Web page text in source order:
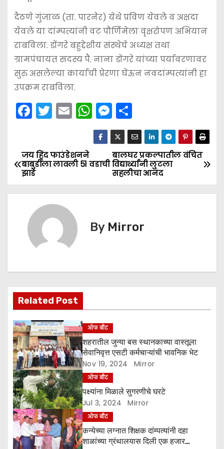
b
o
o
k
A
p
p
e
n
g
er
दैठणे गुंजाळ (ता. पारनेर) येथे प्रविण येवले व अक्षदा
येवले या दांम्पत्यांनी वट पौर्णिमेला वृक्षरोपण अभियान
राबविला. डोंगरे बहुद्देशीय संस्थेचे अध्यक्ष तथा
ग्रामपंचायत सदस्य पै. नाना डोंगरे यांच्या पर्यावरणावर
सुरु असलेल्या कार्याची प्रेरणा घेऊन नवदांम्पत्यांनी हा
उपक्रम राबविला.
F
e
b
o
o
T
er
E
l
W
h
a
ts
p
M
e
s
s
e
n
er
S
h
ar
e
P
o
v
i
g
a
t
i
o
n
बालघर प्रकल्पातील वंचित
विद्यार्थ्यांनी लुटला
सहलीचा आनंद
जय हिंद फाउंडेशनने
बाबुर्डीला लावली 51 वडाची
झाडे
By Mirror
Related Post
ऑफ बीट
शहरातील जुन्या बस स्थानकाच्या वास्तूला
सेवानिवृत्त एसटी कर्मचाऱ्यांची भावनिक भेट
Nov 19, 2024 Mirror
ऑफ बीट
पक्ष्यांना मिळाले सुगरणीचे घरटे
Jul 3, 2024 Mirror
ऑफ बीट
कन्येच्या लग्नात शिक्षक दांम्पत्यांनी दहा
शाळांच्या ग्रंथालयास दिली एक हजार